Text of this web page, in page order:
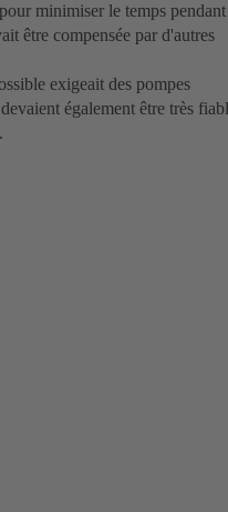
minimiser le temps pendant
être compensée par d'autres
exigeait des pompes
également être très